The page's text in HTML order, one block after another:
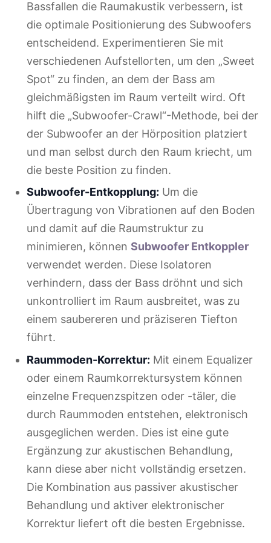
Bassfallen die Raumakustik verbessern, ist
die optimale Positionierung des Subwoofers
entscheidend. Experimentieren Sie mit
verschiedenen Aufstellorten, um den „Sweet
Spot“ zu finden, an dem der Bass am
gleichmäßigsten im Raum verteilt wird. Oft
hilft die „Subwoofer-Crawl“-Methode, bei der
der Subwoofer an der Hörposition platziert
und man selbst durch den Raum kriecht, um
die beste Position zu finden.
Subwoofer-Entkopplung: Um die
Übertragung von Vibrationen auf den Boden
und damit auf die Raumstruktur zu
minimieren, können Subwoofer Entkoppler
verwendet werden. Diese Isolatoren
verhindern, dass der Bass dröhnt und sich
unkontrolliert im Raum ausbreitet, was zu
einem saubereren und präziseren Tiefton
führt.
Raummoden-Korrektur: Mit einem Equalizer
oder einem Raumkorrektursystem können
einzelne Frequenzspitzen oder -täler, die
durch Raummoden entstehen, elektronisch
ausgeglichen werden. Dies ist eine gute
Ergänzung zur akustischen Behandlung,
kann diese aber nicht vollständig ersetzen.
Die Kombination aus passiver akustischer
Behandlung und aktiver elektronischer
Korrektur liefert oft die besten Ergebnisse.